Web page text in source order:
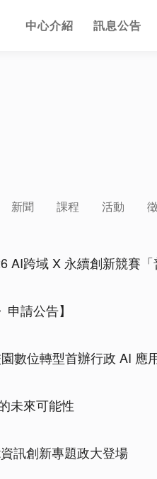
中心介紹 訊息公告
新聞 課程 活動
AI跨域 X 永續創新競賽
請公告】
數位轉型首辦行政 AI 應
未來可能性
訊創新專題政大登場